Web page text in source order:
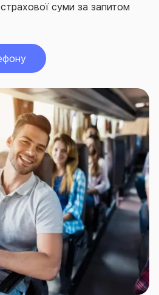
суми за запитом